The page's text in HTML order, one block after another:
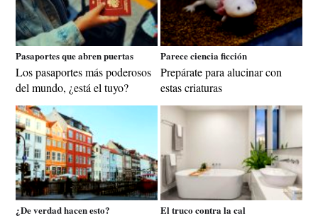
Pasaportes que abren puertas
Los pasaportes más poderosos
del mundo, ¿está el tuyo?
Parece ciencia ficción
Prepárate para alucinar con
estas criaturas
¿De verdad hacen esto? El truco contra la cal